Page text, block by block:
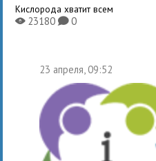
Кислорода хватит всем
X23180K0
23 апреля, 09:52